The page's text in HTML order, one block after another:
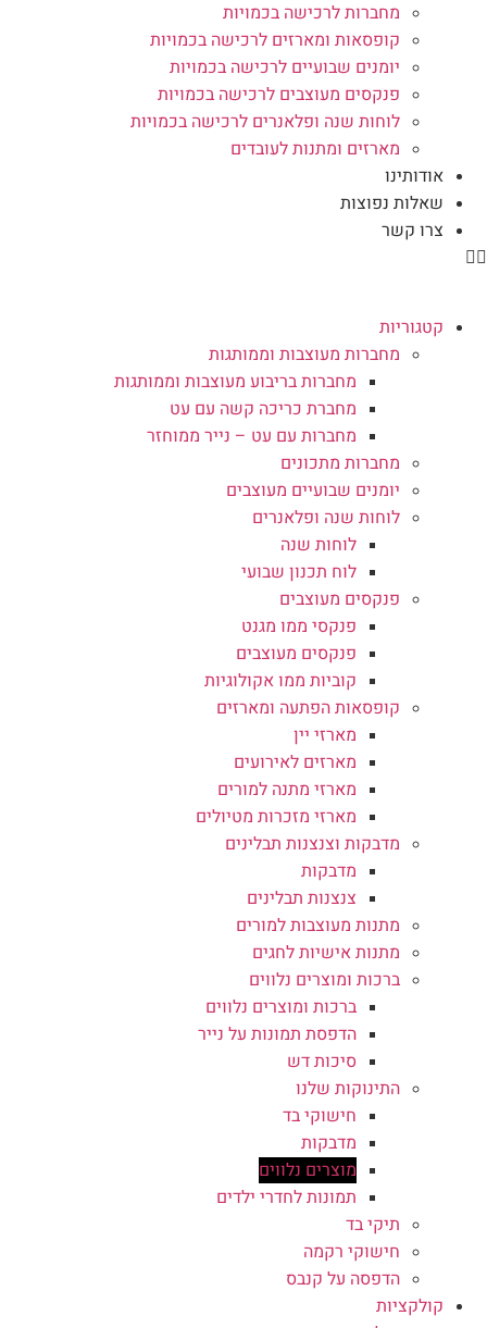
מחברות לרכישה בכמויות
קופסאות ומארזים לרכישה בכמויות
יומנים שבועיים לרכישה בכמויות
פנקסים מעוצבים לרכישה בכמויות
לוחות שנה ופלאנרים לרכישה בכמויות
מארזים ומתנות לעובדים
אודותינו
שאלות נפוצות
צרו קשר
קטגוריות
מחברות מעוצבות וממותגות
מחברות בריבוע מעוצבות וממותגות
מחברת כריכה קשה עם עט
מחברות עם עט – נייר ממוחזר
מחברות מתכונים
יומנים שבועיים מעוצבים
לוחות שנה ופלאנרים
לוחות שנה
לוח תכנון שבועי
פנקסים מעוצבים
פנקסי ממו מגנט
פנקסים מעוצבים
קוביות ממו אקולוגיות
קופסאות הפתעה ומארזים
מארזי יין
מארזים לאירועים
מארזי מתנה למורים
מארזי מזכרות מטיולים
מדבקות וצנצנות תבלינים
מדבקות
צנצנות תבלינים
מתנות מעוצבות למורים
מתנות אישיות לחגים
ברכות ומוצרים נלווים
ברכות ומוצרים נלווים
הדפסת תמונות על נייר
סיכות דש
התינוקות שלנו
חישוקי בד
מדבקות
מוצרים נלווים
תמונות לחדרי ילדים
תיקי בד
חישוקי רקמה
הדפסה על קנבס
קולקציות